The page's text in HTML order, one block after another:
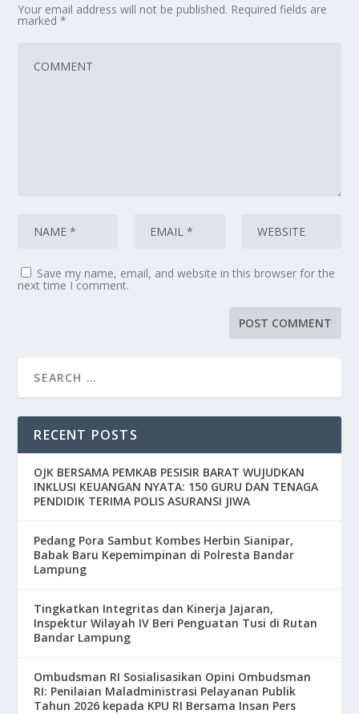
Your email address will not be published. Required fields are
marked*
Save my name, email, and website in this browser for the
next time I comment.
RECENT POSTS
OJK BERSAMA PEMKAB PESISIR BARAT WUJUDKAN
INKLUSI KEUANGAN NYATA: 150 GURU DAN TENAGA
PENDIDIK TERIMA POLIS ASURANSI JIWA
Pedang Pora Sambut Kombes Herbin Sianipar,
Babak Baru Kepemimpinan di Polresta Bandar
Lampung
Tingkatkan Integritas dan Kinerja Jajaran,
Inspektur Wilayah IV Beri Penguatan Tusi di Rutan
Bandar Lampung
Ombudsman RI Sosialisasikan Opini Ombudsman
RI: Penilaian Maladministrasi Pelayanan Publik
Tahun 2026 kepada KPU RI Bersama Insan Pers